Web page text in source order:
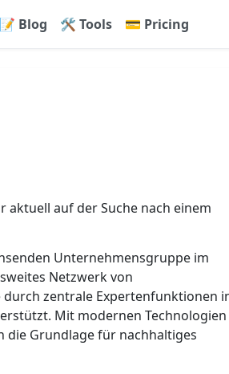
📝 Blog 🛠 Tools 💳 Pricing
aktuell auf der Suche nach einem
Unternehmensgruppe im
Netzwerk von
zentrale Expertenfunktionen
Mit modernen Technologien
die Grundlage für nachhaltiges